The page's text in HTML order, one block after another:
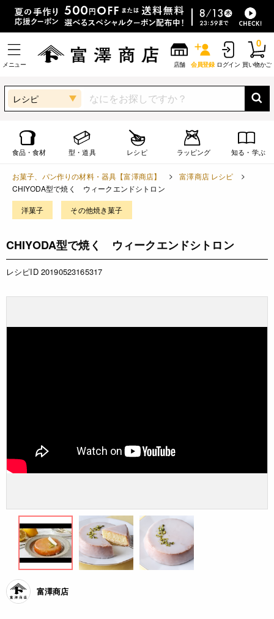
メニュー 店舗 会員登録 ログイン 買い物かご
0
レシピ
食品・食材 型・道具 レシピ ラッピング 知る・学ぶ
お菓子、パン作りの材料・器具【富澤商店】
富澤商店 レシピ
CHIYODA型で焼く ウィークエンドシトロン
洋菓子 その他焼き菓子
CHIYODA型で焼く ウィークエンドシトロン
レシピID 20190523165317
富澤商店